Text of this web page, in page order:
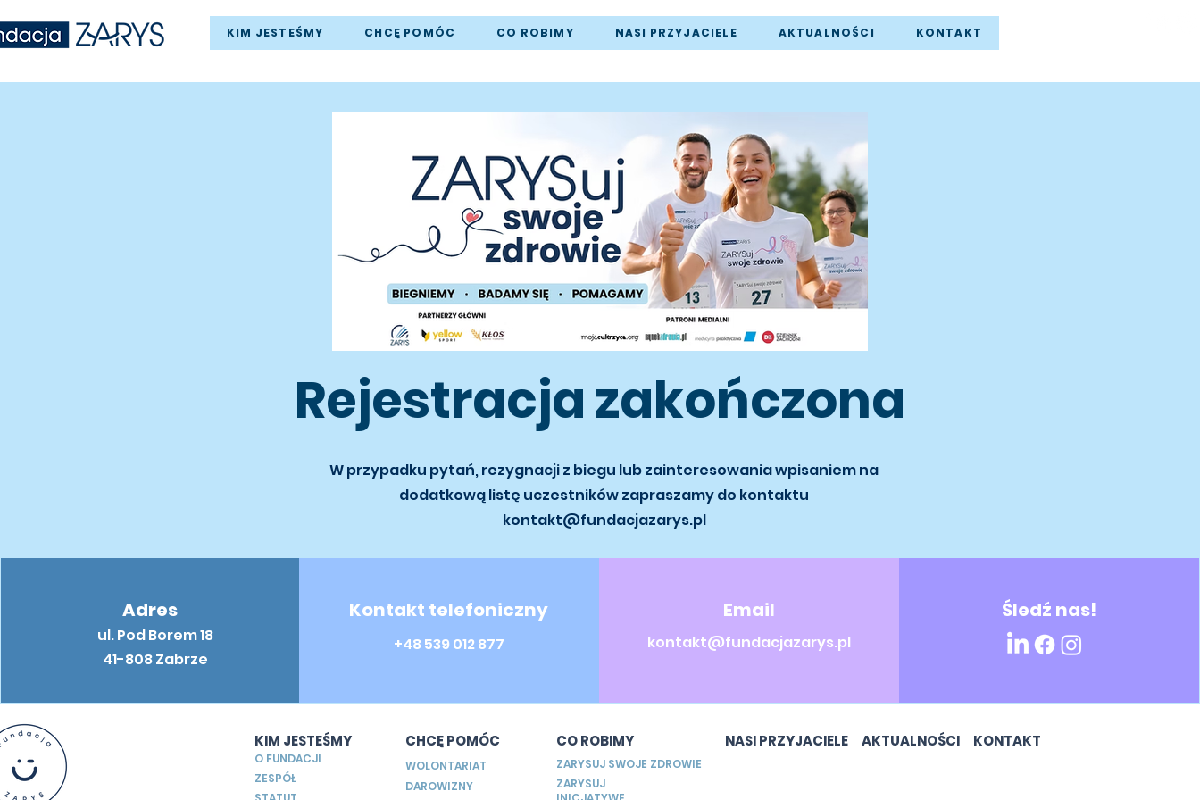
KIM JESTEŚMY CHCĘ POMÓC CO ROBIMY NASI PRZYJACIELE AKTUALNOŚCI KONTAKT
Rejestracja zakończona
W przypadku pytań, rezygnacji z biegu lub zainteresowania wpisaniem na
dodatkową listę uczestników zapraszamy do kontaktu
kontakt@fundacjazarys.pl
Adres
ul. Pod Borem 18
41-808 Zabrze
Kontakt telefoniczny
+48 539 012 877
Email
kontakt@fundacjazarys.pl
Śledź nas!
KIM JESTEŚMY
O FUNDACJI
ZESPÓŁ
CHCĘ POMÓC
WOLONTARIAT
DAROWIZNY
CO ROBIMY
ZARYSUJ SWOJE ZDROWIE
ZARYSUJ
NASI PRZYJACIELE AKTUALNOŚCI KONTAKT